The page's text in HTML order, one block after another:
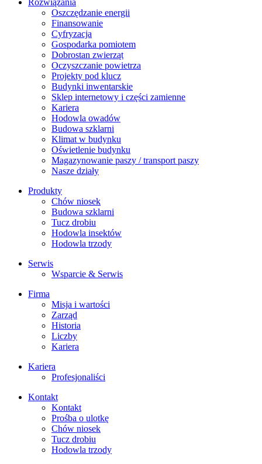
Rozwiązania
​Oszczędzanie energii
Finansowanie
Cyfryzacja
Gospodarka pomiotem
Dobrostan zwierząt
Oczyszczanie powietrza
Projekty pod klucz
Budynki inwentarskie
Sklep internetowy i części zamienne
Kariera
Hodowla owadów
Budowa szklarni
Klimat w budynku
Oświetlenie budynku
Magazynowanie paszy / transport paszy
Nasze działy
Produkty
Chów niosek
Budowa szklarni
Tucz drobiu
Hodowla insektów
Hodowla trzody
Serwis
Wsparcie & Serwis
Firma
Misja i wartości
Zarząd
Historia
Liczby
Kariera
Kariera
Profesjonaliści
Kontakt
Kontakt
Prośba o ulotkę
Chów niosek
Tucz drobiu
Hodowla trzody